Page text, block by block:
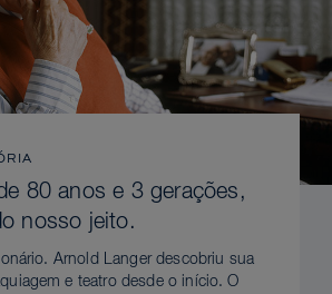
80 anos e 3 gerações,
nosso jeito.
Arnold Langer descobriu sua
e teatro desde o início. O